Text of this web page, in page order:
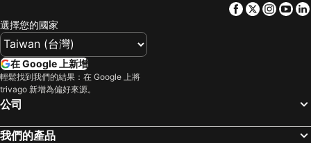
苗栗縣飯店
彰化地區飯店
台灣飯店
新北市飯店
澳門飯店
濟州飯店
京都府飯店
Facebook
Twitter
選擇您的國家
在 Google 上新增
輕鬆找到我們的結果：在 Google 上將
trivago 新增為偏好來源。
公司
我們的產品